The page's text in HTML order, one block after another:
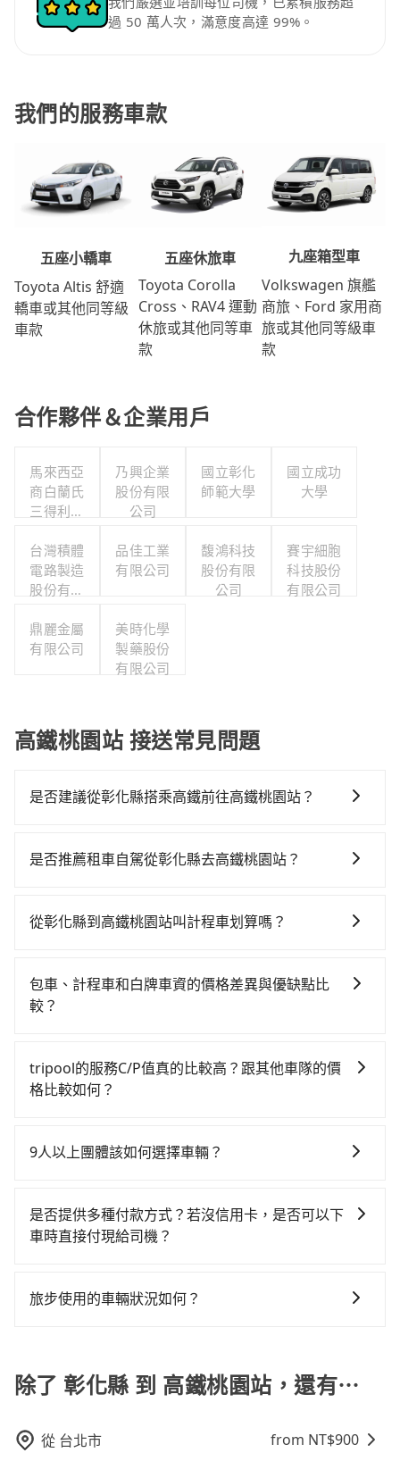
過 50 萬人次，滿意度高達 99%。
我們的服務車款
五座小轎車
Toyota Altis 舒適
轎車或其他同等級
車款
五座休旅車
Toyota Corolla
Cross、RAV4 運動
休旅或其他同等車
款
九座箱型車
Volkswagen 旗艦
商旅、Ford 家用商
旅或其他同等級車
款
合作夥伴＆企業用戶
馬來西亞
商白蘭氏
三得利股
司台灣分
公司
乃興企業
股份有限
公司
國立彰化
師範大學
國立成功
大學
台灣積體
電路製造
股份有限
品佳工業
有限公司
馥鴻科技
股份有限
公司
賽宇細胞
科技股份
有限公司
鼎麗金屬
有限公司
美時化學
製藥股份
有限公司
高鐵桃園站 接送常見問題
是否建議從彰化縣搭乘高鐵前往高鐵桃園站？
省時、較貴，且難叫計程車前往高鐵站！不過從最早一
車接送。假設從彰化縣田中鎮步行或搭乘公車前往彰化
分鐘（平均50分）的高鐵從彰化站前往桃園高鐵站，每
人票價670元，再用5分鐘出站。全程加上轉車時間共1
多輛，計程車的密度為雙北的3.7%，換句話說，臨時要
叫小黃的難度是雙北大城市的30倍。縱使幸運攔到一輛
並到府專車接送，則每人平均花費約620元，費時1小時
的人來說，預約tripool還是比較划算的。如果你是三人
以下要乘車，也可參考tripool的拼車共乘服務，最多可
是否推薦租車自駕從彰化縣去高鐵桃園站？
時不需要閉目養神（因為要自己開車），最重要的是你
$115~205承租小轎車，每公里再額外加收$3.2，從彰化
縣（田中鎮）到高鐵桃園站的花費預估為
時40元路邊停車費用預估進去，但額外的汽車保險與可
能的罰單都需自付。再者，和運的iRent只提供最基本的
或九人座可供選擇，而且無人租車最令人詬病的就是車
樣。另外，偶爾也會遇到明明已經預約了時間但上一位
用戶卻遲遲尚未歸還，又或者要還車時卻偏偏找不到停
使用時還是有其區域的限制，實際可停靠的地點與你的
從彰化縣到高鐵桃園站叫計程車划算嗎？
灣大車隊、Uber和Yoxi，如果在路邊攔不到車，也可考
慮打電話至三億計程車等叫車看看。依照里程跳錶計
車，那要注意彰化縣僅有合法計程車約1,640輛，計程車
密度為雙北的3.7%，也就是說要臨時叫到小黃的難度是
預約，以免當場被坑受騙。綜合以上，無論在價格或服
包車、計程車和白牌車資的價格差異與優缺點比
較？
包車：優點是搭乘舒適可以根據自己的需求安排時間和
地點上車較客製化。此外，司機還會提供各種旅遊建議
通塞車時亦會加收延遲費用，一般屬短程接駁為主。 -
事後也無法申訴退費。
tripool的服務C/P值真的比較高？跟其他車隊的價
格比較如何？
市場上稍具規模且合法經營的業者，有以短程與城市為
KKDAY、KLOOK、叫車吧等。tripool旅步專注在長程
單程接送與跨縣市計時包車，不論從哪邊去哪裡（當然
務，是絕大多數乘客出行的最佳選擇。
9人以上團體該如何選擇車輛？
9人以上之廂型車，其實屬違法。在現行法律下，營業小
客車最多座位數量就是9人，如扣掉司機就只能乘坐8位
行照不符，連司機的駕照都會不符。在路上被警察盤查
與一台小轎車比較划算，如人數超過12位就一定是叫一
是禁止大客車通行的，建議在預定時最好先與車行或平
台確認。
是否提供多種付款方式？若沒信用卡，是否可以下
車時直接付現給司機？
(VISA/MasterCard/JCB)、簽帳卡 (金融信用卡) 和
旅步使用的車輛狀況如何？
適的搭乘體驗，讓您能安心享受旅程，是旅步最重視的
事情。
除了 彰化縣 到 高鐵桃園站，還有⋯
從 台北市 from NT$900